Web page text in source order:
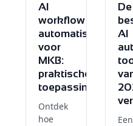
AI
workflow
automatisering
voor
MKB:
praktische
toepassingen
Ontdek
hoe
De
AI
Een